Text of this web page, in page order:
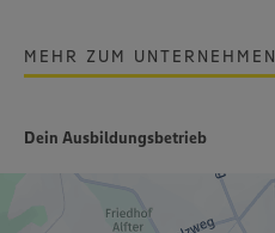
MEHR ZUM UNTERNEHMEN
Dein Ausbildungsbetrieb